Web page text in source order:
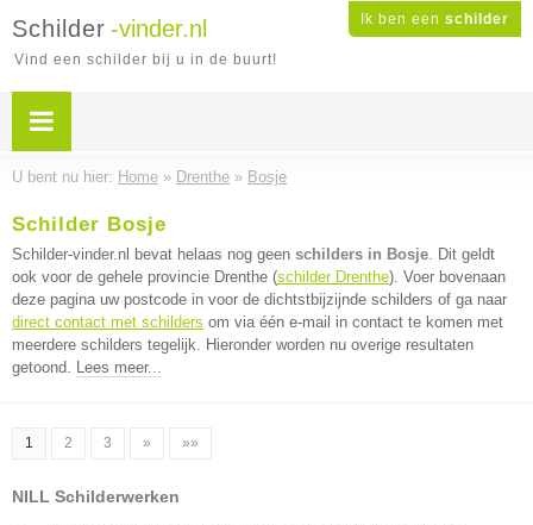
Ik ben een schilder
Schilder -vinder.nl
Vind een schilder bij u in de buurt!
U bent nu hier: Home » Drenthe » Bosje
Schilder Bosje
Schilder-vinder.nl bevat helaas nog geen schilders in Bosje. Dit geldt
ook voor de gehele provincie Drenthe (schilder Drenthe). Voer bovenaan
deze pagina uw postcode in voor de dichtstbijzijnde schilders of ga naar
direct contact met schilders om via één e-mail in contact te komen met
meerdere schilders tegelijk. Hieronder worden nu overige resultaten
getoond. Lees meer...
1 2 3 » »»
NILL Schilderwerken